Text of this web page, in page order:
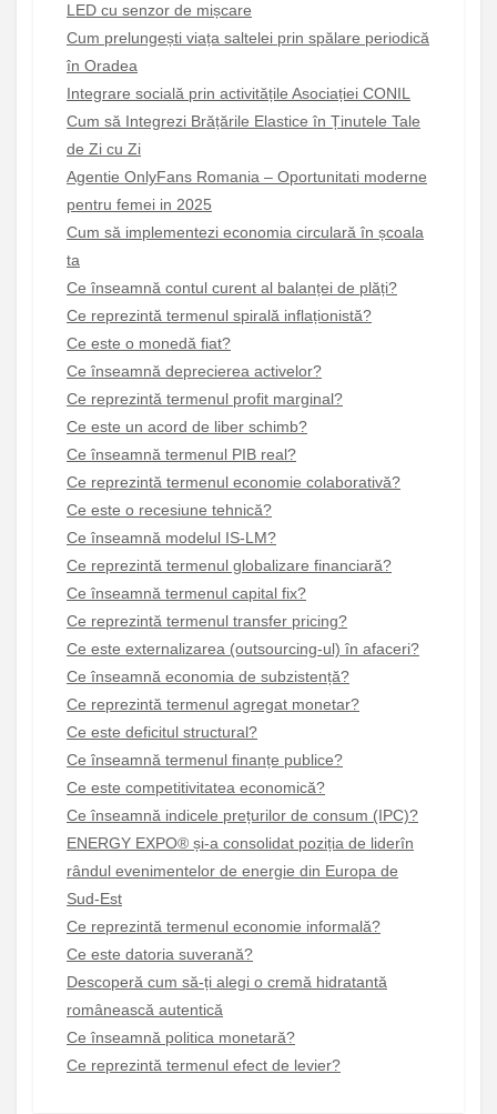
LED cu senzor de mișcare
Cum prelungești viața saltelei prin spălare periodică
în Oradea
Integrare socială prin activitățile Asociației CONIL
Cum să Integrezi Brățările Elastice în Ținutele Tale
de Zi cu Zi
Agentie OnlyFans Romania – Oportunitati moderne
pentru femei in 2025
Cum să implementezi economia circulară în școala
ta
Ce înseamnă contul curent al balanței de plăți?
Ce reprezintă termenul spirală inflaționistă?
Ce este o monedă fiat?
Ce înseamnă deprecierea activelor?
Ce reprezintă termenul profit marginal?
Ce este un acord de liber schimb?
Ce înseamnă termenul PIB real?
Ce reprezintă termenul economie colaborativă?
Ce este o recesiune tehnică?
Ce înseamnă modelul IS-LM?
Ce reprezintă termenul globalizare financiară?
Ce înseamnă termenul capital fix?
Ce reprezintă termenul transfer pricing?
Ce este externalizarea (outsourcing-ul) în afaceri?
Ce înseamnă economia de subzistență?
Ce reprezintă termenul agregat monetar?
Ce este deficitul structural?
Ce înseamnă termenul finanțe publice?
Ce este competitivitatea economică?
Ce înseamnă indicele prețurilor de consum (IPC)?
ENERGY EXPO® și-a consolidat poziția de liderîn
rândul evenimentelor de energie din Europa de
Sud-Est
Ce reprezintă termenul economie informală?
Ce este datoria suverană?
Descoperă cum să-ți alegi o cremă hidratantă
românească autentică
Ce înseamnă politica monetară?
Ce reprezintă termenul efect de levier?